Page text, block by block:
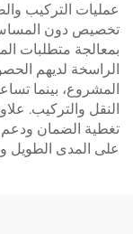
عمليات التركيب
تخصيص دون المساس
بمعالجة متطلبات
الراسخة لديهم
المشروع، بينما
النقل والتركيب.
تغطية الضمان ودعم
على المدى الطويل